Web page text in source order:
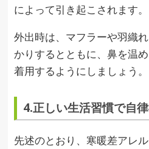
によって引き起こされます。
外出時は、マフラーや羽織
かりするとともに、鼻を温
着用するようにしましょう。
4.正しい生活習慣で自
先述のとおり、寒暖差アレ